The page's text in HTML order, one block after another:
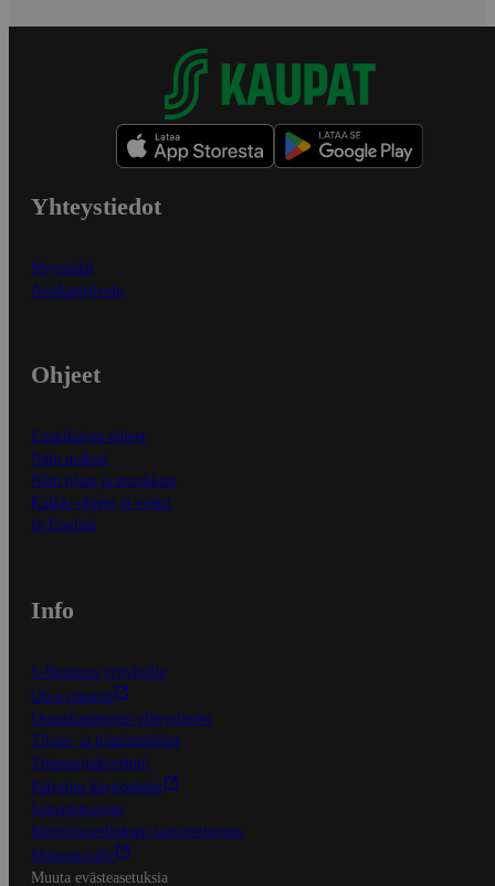
Yhteystiedot
Myymälät
Asiakaspalvelu
Ohjeet
Ensitilaajan ohjeet
Näin maksat
Näin tilaat ja muokkaat
Kaikki ohjeet ja vinkit
In English
Info
S-Business yrityksille
Oiva-raportit
Osuuskauppojen yhteystiedot
Tilaus- ja toimitusehdot
Tietosuojakäytäntö
Palvelun käyttöehdot
Saavutettavuus
Mobiilisovelluksen saavutettavuus
Mainostajalle
Muuta evästeasetuksia